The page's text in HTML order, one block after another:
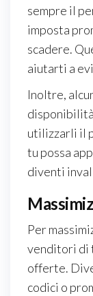
sempre il
imposta
scadere.
aiutarti a
Inoltre,
utilizzarli il
tu possa
diventi
Per
venditori di
offerte.
codici o